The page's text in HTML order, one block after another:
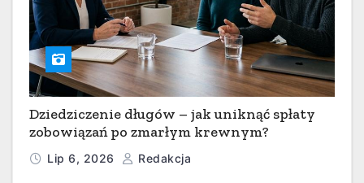
Dziedziczenie długów – jak uniknąć spłaty
zobowiązań po zmarłym krewnym?
Lip 6, 2026 Redakcja